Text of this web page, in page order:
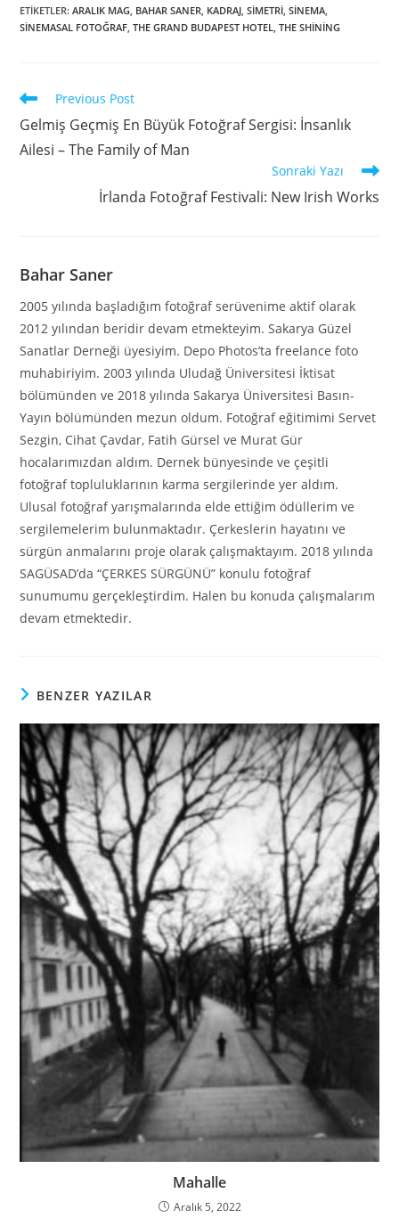
ETIKETLER:ARALIK MAG BAHAR SANER KADRAJ SİMETRİ SİNEMA
SİNEMASAL FOTOĞRAF THE GRAND BUDAPEST HOTEL THE SHİNİNG
Previous Post
Gelmiş Geçmiş En Büyük Fotoğraf Sergisi: İnsanlık
Ailesi – The Family of Man
Sonraki Yazı
İrlanda Fotoğraf Festivali: New Irish Works
Bahar Saner
2005 yılında başladığım fotoğraf serüvenime aktif olarak
2012 yılından beridir devam etmekteyim. Sakarya Güzel
Sanatlar Derneği üyesiyim. Depo Photos’ta freelance foto
muhabiriyim. 2003 yılında Uludağ Üniversitesi İktisat
bölümünden ve 2018 yılında Sakarya Üniversitesi Basın-
Yayın bölümünden mezun oldum. Fotoğraf eğitimimi Servet
Sezgin, Cihat Çavdar, Fatih Gürsel ve Murat Gür
hocalarımızdan aldım. Dernek bünyesinde ve çeşitli
fotoğraf topluluklarının karma sergilerinde yer aldım.
Ulusal fotoğraf yarışmalarında elde ettiğim ödüllerim ve
sergilemelerim bulunmaktadır. Çerkeslerin hayatını ve
sürgün anmalarını proje olarak çalışmaktayım. 2018 yılında
SAGÜSAD’da “ÇERKES SÜRGÜNÜ” konulu fotoğraf
sunumumu gerçekleştirdim. Halen bu konuda çalışmalarım
devam etmektedir.
BENZER YAZILAR
Mahalle
Aralık 5, 2022